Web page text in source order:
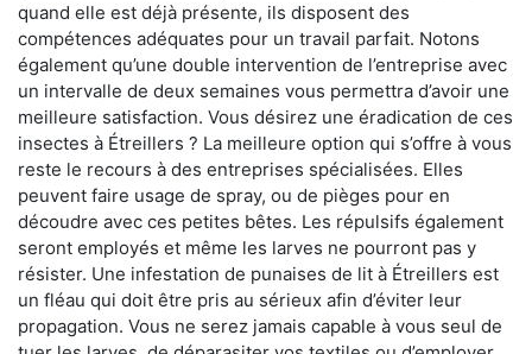
quand elle est déjà présente, ils disposent des
compétences adéquates pour un travail parfait. Notons
également qu’une double intervention de l’entreprise avec
un intervalle de deux semaines vous permettra d’avoir une
meilleure satisfaction. Vous désirez une éradication de ces
insectes à Étreillers ? La meilleure option qui s’offre à vous
reste le recours à des entreprises spécialisées. Elles
peuvent faire usage de spray, ou de pièges pour en
découdre avec ces petites bêtes. Les répulsifs également
seront employés et même les larves ne pourront pas y
résister. Une infestation de punaises de lit à Étreillers est
un fléau qui doit être pris au sérieux afin d’éviter leur
propagation. Vous ne serez jamais capable à vous seul de